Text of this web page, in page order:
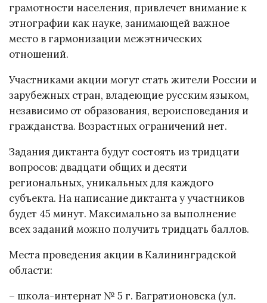
грамотности населения, привлечет внимание к
этнографии как науке, занимающей важное
место в гармонизации межэтнических
отношений.
Участниками акции могут стать жители России и
зарубежных стран, владеющие русским языком,
независимо от образования, вероисповедания и
гражданства. Возрастных ограничений нет.
Задания диктанта будут состоять из тридцати
вопросов: двадцати общих и десяти
региональных, уникальных для каждого
субъекта. На написание диктанта у участников
будет 45 минут. Максимально за выполнение
всех заданий можно получить тридцать баллов.
Места проведения акции в Калининградской
области:
– школа-интернат № 5 г. Багратионовска (ул.